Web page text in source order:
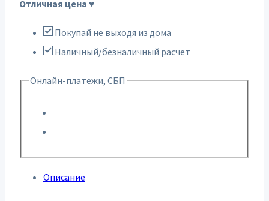
Отличная цена ♥
Покупай не выходя из дома
Наличный/безналичный расчет
Онлайн-платежи, СБП
Описание